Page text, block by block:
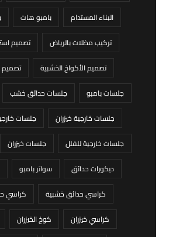
البناء المستدام
بامبو هات
تركيب مظلات بالرياض
تصميم
تصميم الأكواخ الخشبية
جلسات بامبو
جلسات حدائق خشب
جلسات خارجية خيزران
جلسات
جلسات خارجية للفلل
جلسات خيزران
ديكورات حدائق
سواتر بامبو
كراسي حدائق خشبية
كراسي
كراسي خيزران
كوخ الخيزران